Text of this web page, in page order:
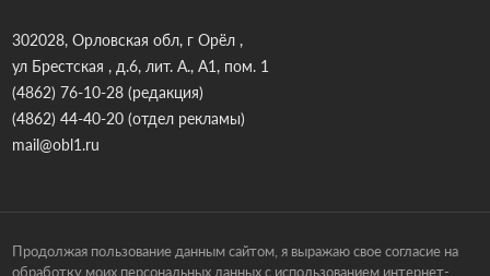
302028, Орловская обл, г Орёл ,
ул Брестская , д.6, лит. А., А1, пом. 1
(4862) 76-10-28(редакция)
(4862) 44-40-20(отдел рекламы)
mail@obl1.ru
Продолжая пользование данным сайтом, я выражаю свое согласие на
обработку моих персональных данных с использованием интернет-